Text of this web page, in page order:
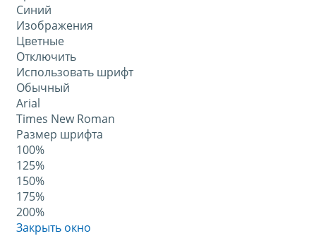
Синий
Изображения
Цветные
Отключить
Использовать шрифт
Обычный
Arial
Times New Roman
Размер шрифта
100%
125%
150%
175%
200%
Закрыть окно